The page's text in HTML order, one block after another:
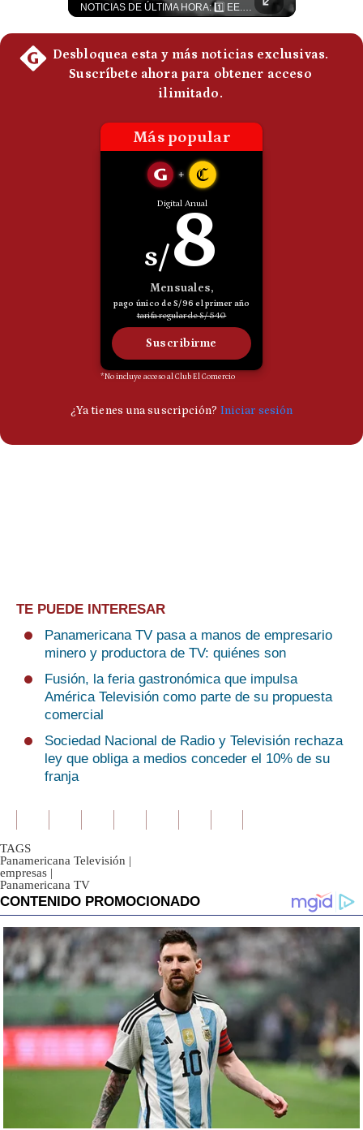
TE PUEDE INTERESAR
Panamericana TV pasa a manos de empresario
minero y productora de TV: quiénes son
Fusión, la feria gastronómica que impulsa
América Televisión como parte de su propuesta
comercial
Sociedad Nacional de Radio y Televisión rechaza
ley que obliga a medios conceder el 10% de su
franja
TAGS
Panamericana Televisión |
empresas |
Panamericana TV